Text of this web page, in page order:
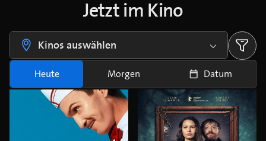
Jetzt im Kino
Kinos auswählen
Heute Morgen Datum